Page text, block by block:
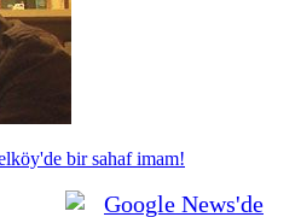
bir sahaf imam!